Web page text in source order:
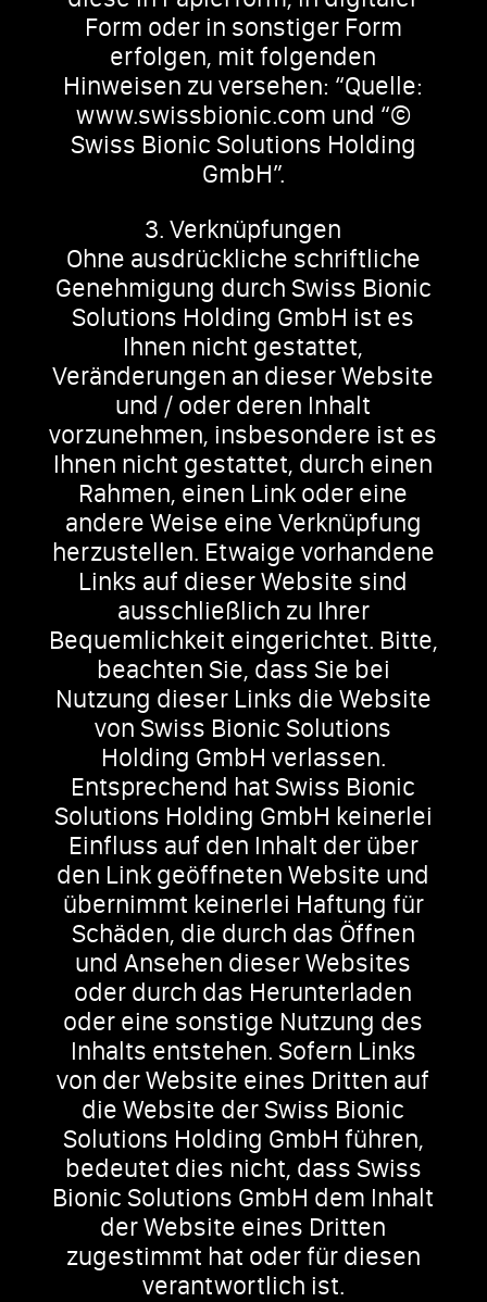
Form oder in sonstiger Form
erfolgen, mit folgenden
Hinweisen zu versehen: “Quelle:
www.swissbionic.com und “©
Swiss Bionic Solutions Holding
GmbH”.
3. Verknüpfungen
Ohne ausdrückliche schriftliche
Genehmigung durch Swiss Bionic
Solutions Holding GmbH ist es
Ihnen nicht gestattet,
Veränderungen an dieser Website
und / oder deren Inhalt
vorzunehmen, insbesondere ist es
Ihnen nicht gestattet, durch einen
Rahmen, einen Link oder eine
andere Weise eine Verknüpfung
herzustellen. Etwaige vorhandene
Links auf dieser Website sind
ausschließlich zu Ihrer
Bequemlichkeit eingerichtet. Bitte,
beachten Sie, dass Sie bei
Nutzung dieser Links die Website
von Swiss Bionic Solutions
Holding GmbH verlassen.
Entsprechend hat Swiss Bionic
Solutions Holding GmbH keinerlei
Einfluss auf den Inhalt der über
den Link geöffneten Website und
übernimmt keinerlei Haftung für
Schäden, die durch das Öffnen
und Ansehen dieser Websites
oder durch das Herunterladen
oder eine sonstige Nutzung des
Inhalts entstehen. Sofern Links
von der Website eines Dritten auf
die Website der Swiss Bionic
Solutions Holding GmbH führen,
bedeutet dies nicht, dass Swiss
Bionic Solutions GmbH dem Inhalt
der Website eines Dritten
zugestimmt hat oder für diesen
verantwortlich ist.